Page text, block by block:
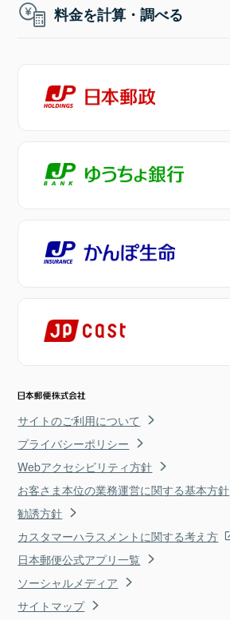
料金を計算・調べる
サイトのご利用について
プライバシーポリシー
Webアクセシビリティ方針
お客さま本位の業務運営に関する基本方針
勧誘方針
カスタマーハラスメントに関する考え方
日本郵便公式アプリ一覧
ソーシャルメディア
サイトマップ